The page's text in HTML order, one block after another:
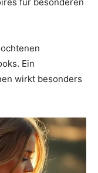
für besonderen
Ein
wirkt besonders